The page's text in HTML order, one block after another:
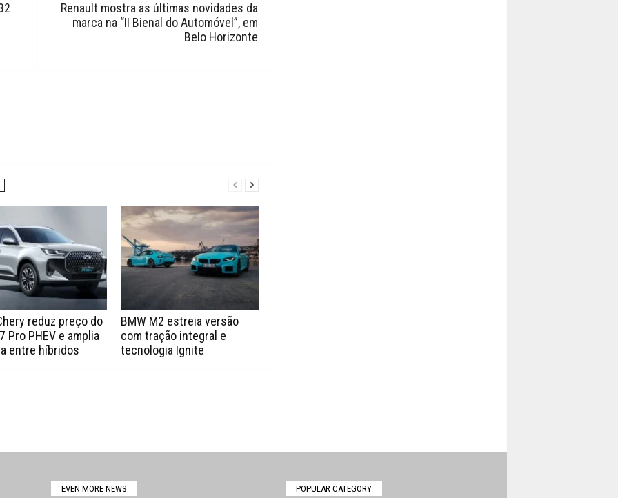
Renault mostra as últimas novidades da
marca na “II Bienal do Automóvel”, em
Belo Horizonte
reduz preço do
Pro PHEV e amplia
entre híbridos
BMW M2 estreia versão
com tração integral e
tecnologia Ignite
EVEN MORE NEWS POPULAR CATEGORY